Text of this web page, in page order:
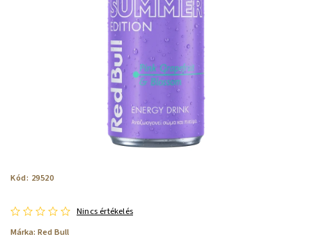
Kód: 29520
Nincs értékelés
Márka: Red Bull